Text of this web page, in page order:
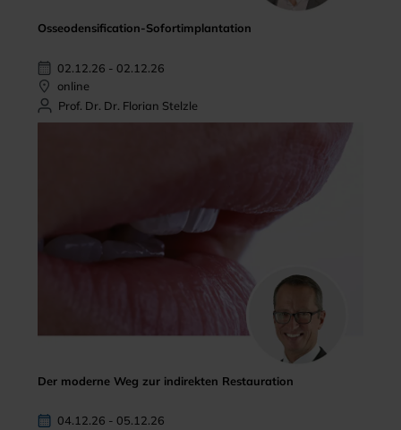
Osseodensification-Sofortimplantation
02.12.26 - 02.12.26
online
Prof. Dr. Dr. Florian Stelzle
Der moderne Weg zur indirekten Restauration
04.12.26 - 05.12.26